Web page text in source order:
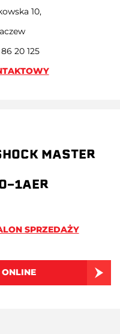
10,
20 125
MASTER
1AER
SPRZEDAŻY
ONLINE